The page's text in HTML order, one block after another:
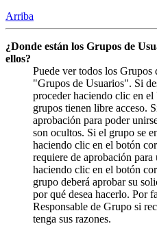
Arriba
¿Donde están los Grupos de
ellos?
Puede ver todos los Grupos
"Grupos de Usuarios". Si
proceder haciendo clic en
grupos tienen libre acceso.
aprobación para poder
son ocultos. Si el grupo se
haciendo clic en el botón
requiere de aprobación
haciendo clic en el botón
grupo deberá aprobar su
por qué desea hacerlo. Por
Responsable de Grupo si
tenga sus razones.